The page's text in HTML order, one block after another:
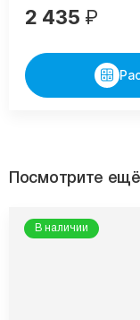
2 435 ₽
Посмотрите ещё
В наличии